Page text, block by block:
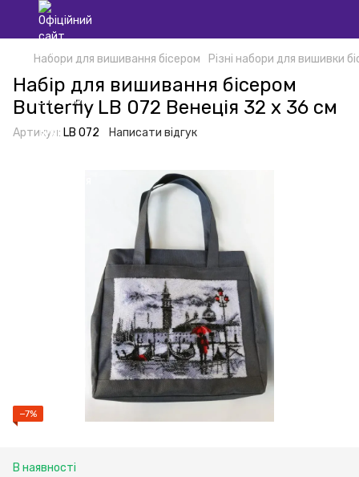
Набори для вишивання бісером Різні набори для вишивки
Набір для вишивання бісером
Butterfly LB 072 Венеція 32 х 36 см
Артикул: LB 072 Написати відгук
−7%
В наявності